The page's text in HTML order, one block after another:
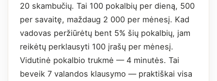
20 skambučių. Tai 100 pokalbių per dieną, 500
per savaitę, maždaug 2 000 per mėnesį. Kad
vadovas peržiūrėtų bent 5% šių pokalbių, jam
reikėtų perklausyti 100 įrašų per mėnesį.
Vidutinė pokalbio trukmė — 4 minutės. Tai
beveik 7 valandos klausymo — praktiškai visa